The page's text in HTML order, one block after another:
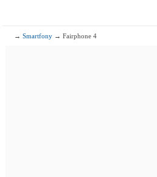
→Smartfony → Fairphone 4